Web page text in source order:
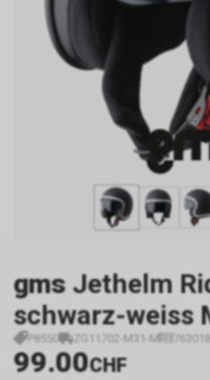
gms Jethelm
schwarz-weiss
P8550 ZG11702-M31-M
99.00CHF